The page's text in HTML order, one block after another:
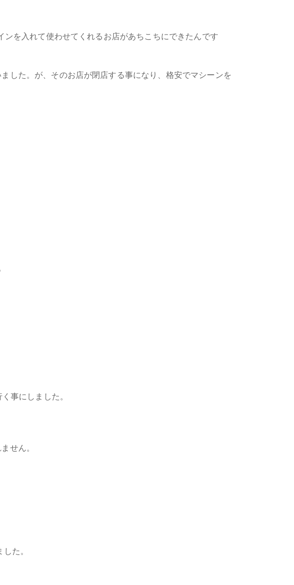
を入れて使わせてくれるお店があちこちにできたんです
した。が、そのお店が閉店する事になり、格安でマシーンを
事にしました。
せん。
た。